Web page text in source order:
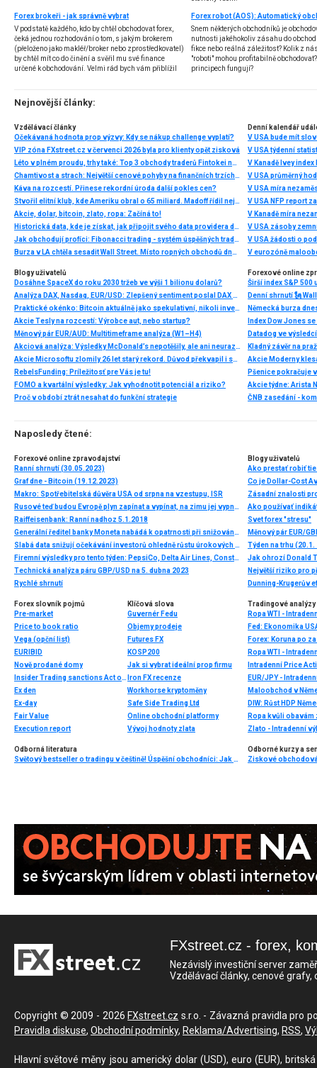
Forex brokeři - jak správně vybrat
V podstatě každého, kdo by chtěl obchodovat forex,
čeká jednou rozhodování o tom, s jakým brokerem
(přeloženo jako makléř/broker nebo zprostředkovatel)
by chtěl mít co do činění a svěřil mu své finance
určené k obchodování. Velmi rád bych vám přiblížil
několik příkladů nejznámějších z nich.
Snem některých obchodníků je
nutnosti jakéhokoliv zásahu do
fikce nebo reálná záležitost? Kolik z
"roboti" mohou profitabilně
principech fungují?
Nejnovější články:
Vzdělávací články
Očekávaná hodnota prop výzvy: Kdy se nákup challenge vyplatí?
VIP zóna FXstreet.cz v červenci 2026 byla pro klienty opět zisková
Léto v plném proudu, trhy také: Top 3 obchody traderů Fintokei na indexech a zlatě
Chamtivost a strach: Největší cenové pohyby na finančních trzích (červenec 2026)
Káva na rozcestí. Přinese rekordní úroda další pokles cen?
Stvořil elitní klub, kde Ameriku obral o 65 miliard. Madoff řídil největší Ponzi dějin
Akcie, dolar, bitcoin, zlato, ropa: Začíná to!
Historická data, kde je získat, jak připojit svého data providera do MultiCharts a proč je budeme potřebovat? (4. díl)
Jak obchodují profíci: Fibonacci trading - systém úspěšných traderů
Burza v LA chtěla sesadit Wall Street. Místo ropných obchodů dnes místem duní basy
Denní kalendář
V USA bude mít
V USA týdenní
V Kanadě Ivey index
V USA průměrný
V USA míra
V USA NFP report
V Kanadě míra
V USA zásoby
V USA žádosti o
V eurozóně
Blogy uživatelů
Dosáhne SpaceX do roku 2030 tržeb ve výši 1 bilionu dolarů?
Analýza DAX, Nasdaq, EUR/USD: Zlepšený sentiment poslal DAX na nová maxima
Praktické okénko: Bitcoin aktuálně jako spekulativní, nikoli investiční aktivum
Akcie Tesly na rozcestí: Výrobce aut, nebo startup?
Měnový pár EUR/AUD: Multitimeframe analýza (W1–H4)
Akciová analýza: Výsledky McDonald’s nepotěšily, ale ani neurazily. Jakou vizi společnost prezentovala?
Akcie Microsoftu zlomily 26 let starý rekord. Důvod překvapil i samotné investory
RebelsFunding: Príležitosť pre Vás je tu!
FOMO a kvartální výsledky: Jak vyhodnotit potenciál a riziko?
Proč v období ztrát nesahat do funkční strategie
Forexové online
Širší index S&P
Index Dow Jones
Kladný závěr na
ČNB zasedání -
Naposledy čtené:
Forexové online zpravodajství
Ranní shrnutí (30.05.2023)
Graf dne - Bitcoin (19.12.2023)
Makro: Spotřebitelská důvěra USA od srpna na vzestupu, ISR
Rusové teď budou Evropě plyn zapínat a vypínat, na zimu jej vypnou zcela, varuje expert z Bruselu. Včera oznámené vypnutí zřejmě Němce definitivně přiměje zachovat si své jaderné elektrárny
Raiffeisenbank: Ranní nadhoz 5.1.2018
Generální ředitel banky Moneta nabádá k opatrnosti při snižování českých sazeb
Slabá data snižují očekávání investorů ohledně růstu úrokových sazeb
Firemní výsledky pro tento týden: PepsiCo, Delta Air Lines, Constellation Brands,..
Technická analýza páru GBP/USD na 5. dubna 2023
Rychlé shrnutí
Blogy uživatelů
Ako prestať robiť
Co je Dollar-Cost
Zásadní znalosti
Ako používať
Svet forex "stresu"
Měnový pár EUR/
Týden na trhu
Největší riziko pro
Dunning-Krugerův
Forex slovník pojmů
Pre-market
Price to book ratio
Vega (opční list)
EURIBID
Nově prodané domy
Insider Trading sanctions Act of 1984
Ex den
Ex-day
Fair Value
Execution report
Klíčová slova
Guvernér Fedu
Objemy prodeje
Futures FX
KOSP200
Jak si vybrat ideální prop firmu
Iron FX recenze
Workhorse kryptoměny
Safe Side Trading Ltd
Online obchodní platformy
Vývoj hodnoty zlata
Tradingové analýzy
Ropa WTI -
Fed: Ekonomika
Ropa WTI -
Intradenní Price
EUR/JPY -
Maloobchod v
DIW: Růst HDP
Ropa kvůli
Zlato - Intradenní
Odborná literatura
Světový bestseller o tradingu v češtině! Úspěšní obchodníci: Jak běžní lidé porážejí Wall Street v jeho vlastní hře
Odborné kurzy a
FXstreet.cz - forex,
Nezávislý investiční server
Vzdělávací články, cenové
Copyright © 2009 - 2026 FXstreet.cz s.r.o. - Závazná pravidla pro
Pravidla diskuse, Obchodní podmínky, Reklama/Advertising, RSS,
Hlavní světové měny jsou americký dolar (USD), euro (EUR),